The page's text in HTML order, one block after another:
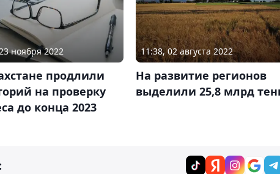
ноября 2022
продлили
на проверку
до конца 2023
11:38, 02 августа 2022
На развитие регионов
выделили 25,8 млрд